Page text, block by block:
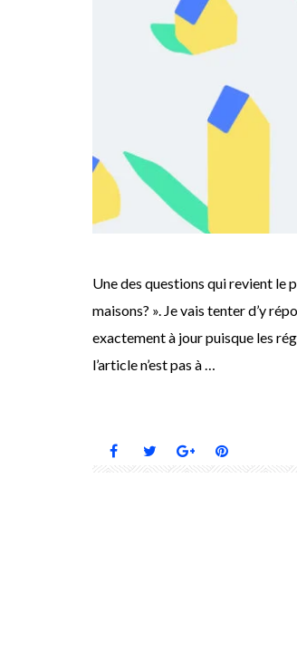
Une des questions qui revient le
maisons? ». Je vais tenter d’y
exactement à jour puisque les
l’article n’est pas à …